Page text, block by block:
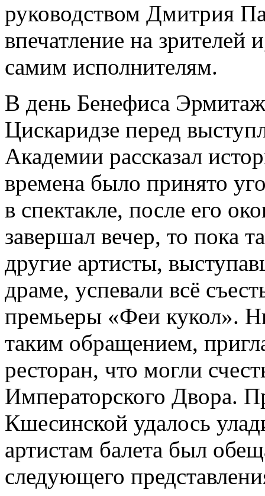
руководством Дмитрия
впечатление на зрителей
самим исполнителям.
В день Бенефиса
Цискаридзе перед
Академии рассказал
времена было принято
в спектакле, после его
завершал вечер, то пока
другие артисты,
драме, успевали всё
премьеры «Феи кукол».
таким обращением,
ресторан, что могли
Императорского Двора.
Кшесинской удалось
артистам балета был
следующего